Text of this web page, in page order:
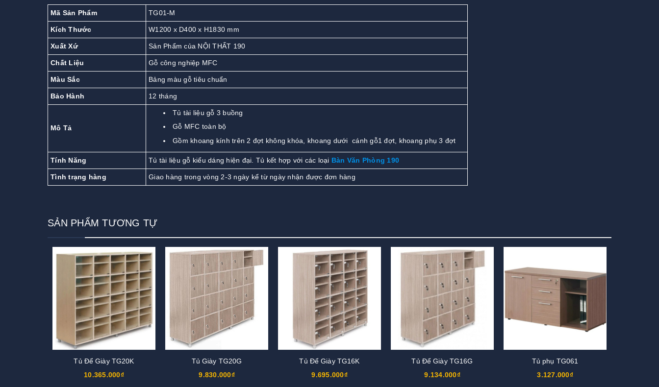
Mã Sản Phẩm TG01-M
Kích Thước W1200 x D400 x H1830 mm
Xuất Xứ Sản Phẩm của NỘI THẤT 190
Chất Liệu Gỗ công nghiệp MFC
Màu Sắc Bảng màu gỗ tiêu chuẩn
Bảo Hành 12 tháng
Mô Tả
Tủ tài liệu gỗ 3 buồng
Gỗ MFC toàn bộ
Gồm khoang kính trên 2 đợt không khóa, khoang dưới cánh gỗ1 đợt, khoang phụ 3 đợt
Tính Năng Tủ tài liệu gỗ kiểu dáng hiện đại. Tủ kết hợp với các loại Bàn Văn Phòng 190
Tình trạng hàng Giao hàng trong vòng 2-3 ngày kể từ ngày nhận được đơn hàng
SẢN PHẨM TƯƠNG TỰ
Tủ Để Giày TG20K
10.365.000₫
Tủ Giày TG20G
9.830.000₫
Tủ Để Giày TG16K
9.695.000₫
Tủ Để Giày TG16G
9.134.000₫
Tủ phụ TG061
3.127.000₫